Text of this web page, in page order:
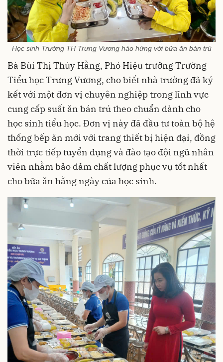
Học sinh Trường TH Trưng Vương hào hứng với bữa ăn bán trú
Bà Bùi Thị Thúy Hằng, Phó Hiệu trưởng Trường
Tiểu học Trưng Vương, cho biết nhà trường đã ký
kết với một đơn vị chuyên nghiệp trong lĩnh vực
cung cấp suất ăn bán trú theo chuẩn dành cho
học sinh tiểu học. Đơn vị này đã đầu tư toàn bộ hệ
thống bếp ăn mới với trang thiết bị hiện đại, đồng
thời trực tiếp tuyển dụng và đào tạo đội ngũ nhân
viên nhằm bảo đảm chất lượng phục vụ tốt nhất
cho bữa ăn hằng ngày của học sinh.